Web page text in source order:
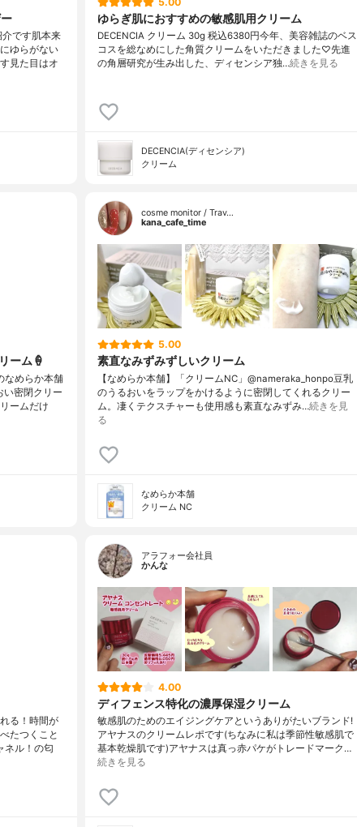
です肌本来
ゆらがない
見た目はオ
ゆらぎ肌におすすめの敏感肌用クリーム
DECENCIA クリーム 30g 税込6380円今年、美容雑誌のベス
コスを総なめにした角質クリームをいただきました♡先進
の角層研究が生み出した、ディセンシア独…続きを見る
DECENCIA(ディセンシア)
クリーム
ーム🍦
なめらか本舗
い密閉クリー
ームだけ
cosme monitor / Trav…
kana_cafe_time
5.00
素直なみずみずしいクリーム
【なめらか本舗】「クリームNC」@nameraka_honpo豆乳
のうるおいをラップをかけるように密閉してくれるクリー
ム。凄くテクスチャーも使用感も素直なみずみ…続きを見
る
なめらか本舗
クリーム NC
る！時間が
たつくこと
ネル！の匂
アラフォー会社員
かんな
4.00
ディフェンス特化の濃厚保湿クリーム
敏感肌のためのエイジングケアというありがたいブランド!
アヤナスのクリームレポです(ちなみに私は季節性敏感肌で
基本乾燥肌です)アヤナスは真っ赤パケがトレードマーク…
続きを見る